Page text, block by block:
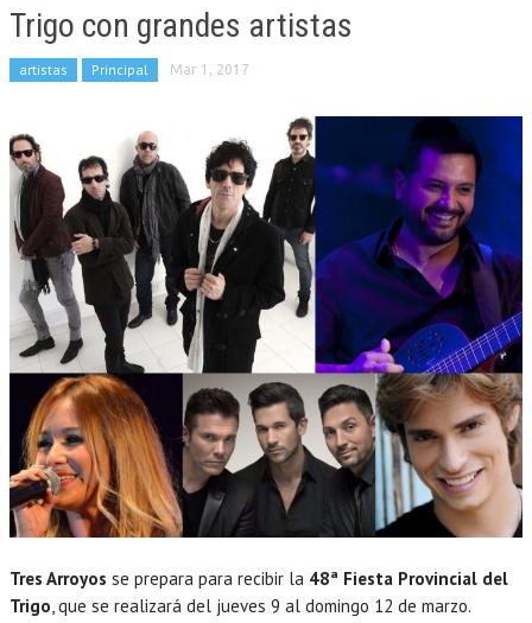
Trigo con grandes artistas
artistas Principal Mar 1, 2017
Tres Arroyos se prepara para recibir la 48ª Fiesta Provincial del
Trigo , que se realizará del jueves 9 al domingo 12 de marzo.